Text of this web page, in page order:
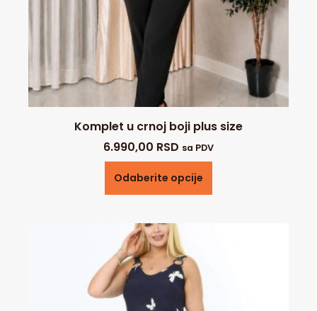
Komplet u crnoj boji plus size
6.990,00 RSD sa PDV
Odaberite opcije